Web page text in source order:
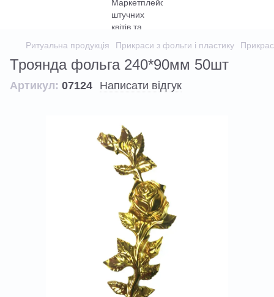
Ритуальна продукція Прикраси з фольги і пластику
Троянда фольга 240*90мм 50шт
Артикул: 07124 Написати відгук